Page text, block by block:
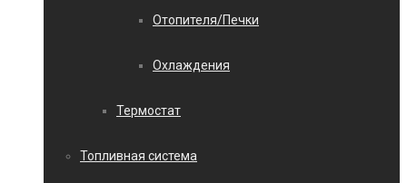
Отопителя/Печки
Охлаждения
Термостат
Топливная система